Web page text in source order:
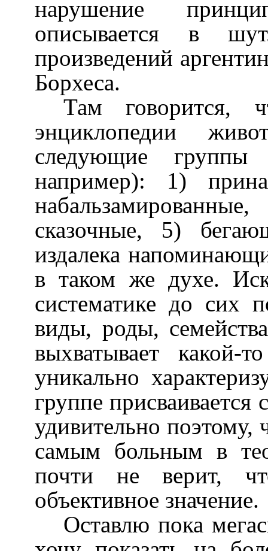
нарушение
описывается в
произведений
Борхеса.
Там говорится,
энциклопедии
следующие
например): 1)
сказочные, 5)
издалека
в таком же духе.
систематике до сих
виды, роды,
выхватывает какой-
уникально
группе
удивительно поэтому,
самым больным в
почти не верит,
объективное значение.
Оставлю пока